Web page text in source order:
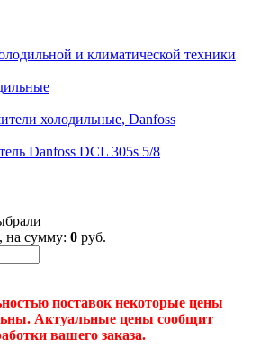
и климатической техники
холодильные, Danfoss
Danfoss DCL 305s 5/8
на сумму: 0 руб.
поставок некоторые цены
Актуальные цены сообщит
вашего заказа.